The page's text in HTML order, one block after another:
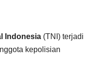
Indonesia (TNI) terjadi
kepolisian